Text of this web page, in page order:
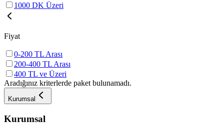
1000 DK Üzeri
Fiyat
0-200 TL Arası
200-400 TL Arası
400 TL ve Üzeri
Aradığınız kriterlerde paket bulunamadı.
Kurumsal
Kurumsal